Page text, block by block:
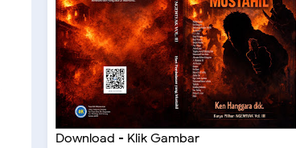
Download - Klik Gambar